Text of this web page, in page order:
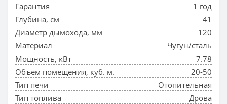
Гарантия
1 год
Глубина, см
41
Диаметр дымохода, мм
120
Материал
Чугун/сталь
Мощность, кВт
7.78
Объем помещения, куб. м.
20-50
Тип печи
Отопительная
Тип топлива
Дрова